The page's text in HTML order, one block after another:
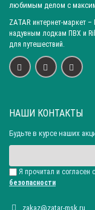
любимым делом с
ZATAR интернет-маркет –
надувным лодкам ПВХ и
для путешествий.
НАШИ КОНТАКТЫ
Будьте в курсе наших
Я прочитал и согласен
безопасности
zakaz@zatar-msk.ru